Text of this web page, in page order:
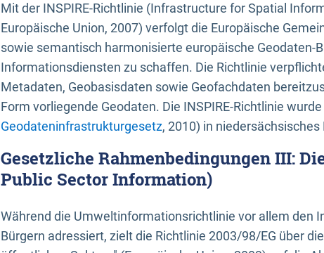
Mit der INSPIRE-Richtlinie (Infrastructure for Spatial
Europäische Union, 2007) verfolgt die Europäische
sowie semantisch harmonisierte europäische Geodaten-
Informationsdiensten zu schaffen. Die Richtlinie
Metadaten, Geobasisdaten sowie Geofachdaten
Form vorliegende Geodaten. Die INSPIRE-Richtlinie
Geodateninfrastrukturgesetz, 2010) in
Gesetzliche Rahmenbedingungen III:
Public Sector Information)
Während die Umweltinformationsrichtlinie vor allem den
Bürgern adressiert, zielt die Richtlinie 2003/98/EG über